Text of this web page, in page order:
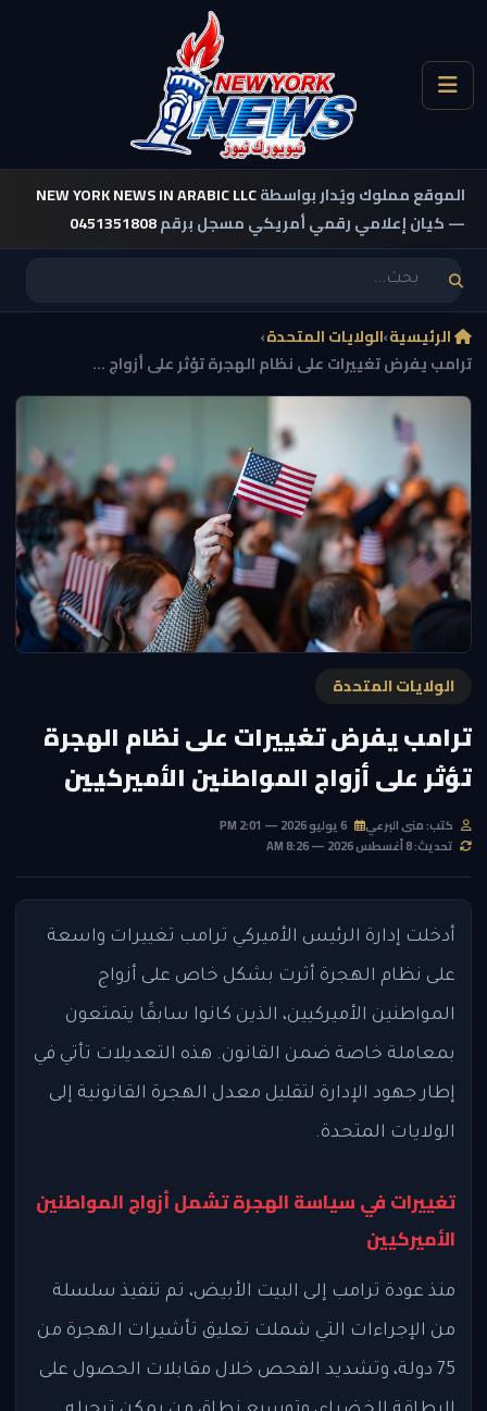
الموقع مملوك ويُدار بواسطةNEW YORK NEWS IN ARABIC LLC
— كيان إعلامي رقمي أمريكي مسجل برقم0451351808
الرئيسية›الولايات المتحدة›
ترامب يفرض تغييرات على نظام الهجرة تؤثر على أزواج ...
الولايات المتحدة
ترامب يفرض تغييرات على نظام الهجرة
تؤثر على أزواج المواطنين الأميركيين
كتب: منى البرعي
تحديث: 8 أغسطس 2026 — 8:26 AM
أدخلت إدارة الرئيس الأميركي ترامب تغييرات واسعة
على نظام الهجرة أثرت بشكل خاص على أزواج
المواطنين الأميركيين، الذين كانوا سابقًا يتمتعون
بمعاملة خاصة ضمن القانون. هذه التعديلات تأتي في
إطار جهود الإدارة لتقليل معدل الهجرة القانونية إلى
الولايات المتحدة.
تغييرات في سياسة الهجرة تشمل أزواج المواطنين
الأميركيين
منذ عودة ترامب إلى البيت الأبيض، تم تنفيذ سلسلة
من الإجراءات التي شملت تعليق تأشيرات الهجرة من
75 دولة، وتشديد الفحص خلال مقابلات الحصول على